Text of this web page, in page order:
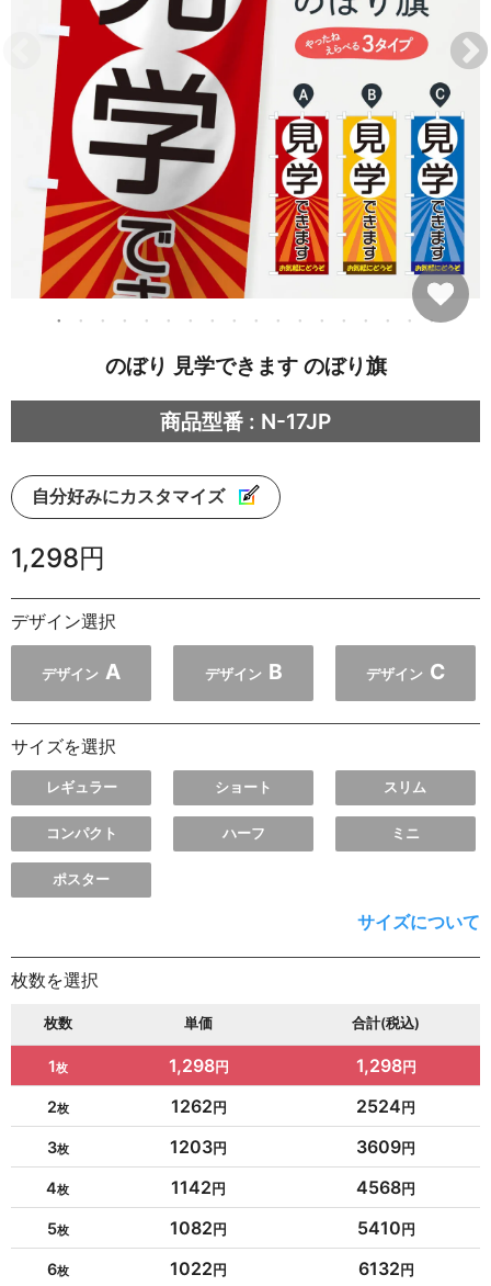
のぼり 見学できます のぼり旗
商品型番 : N-17JP
自分好みにカスタマイズ
1,298円
デザイン選択
デザイン A デザイン B デザイン C
サイズを選択
レギュラー ショート スリム
コンパクト ハーフ ミニ
ポスター
サイズについて
枚数を選択
枚数 単価 合計(税込)
1 1,298 1,298
2 1262 2524
3 1203 3609
4 1142 4568
5 1082 5410
6 1022 6132